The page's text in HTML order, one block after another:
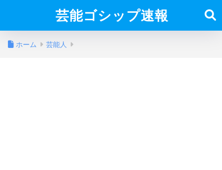
芸能ゴシップ速報
ホーム 芸能人